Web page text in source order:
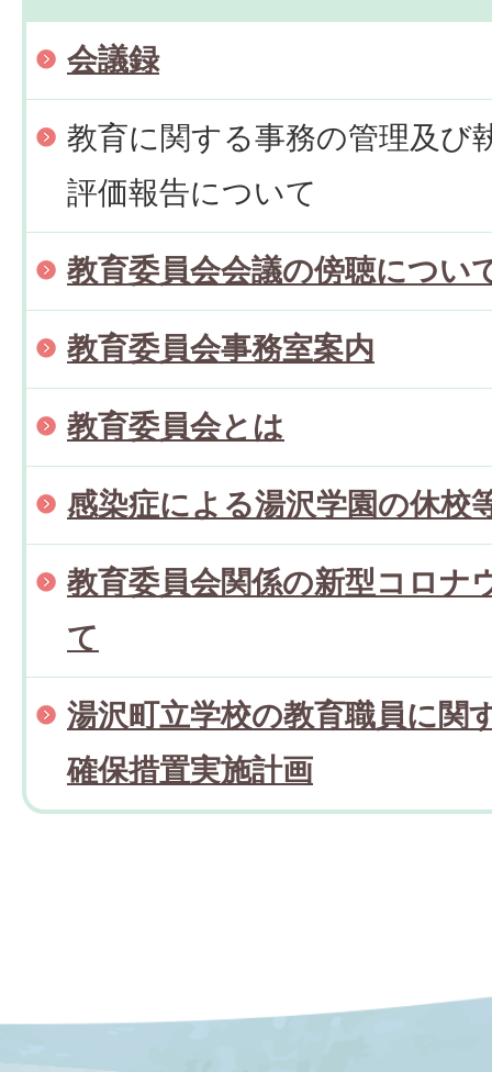
会議録
教育に関する事務の管理及び
評価報告について
教育委員会会議の傍聴につい
教育委員会事務室案内
教育委員会とは
感染症による湯沢学園の休校
教育委員会関係の新型コロナ
て
湯沢町立学校の教育職員に関
確保措置実施計画